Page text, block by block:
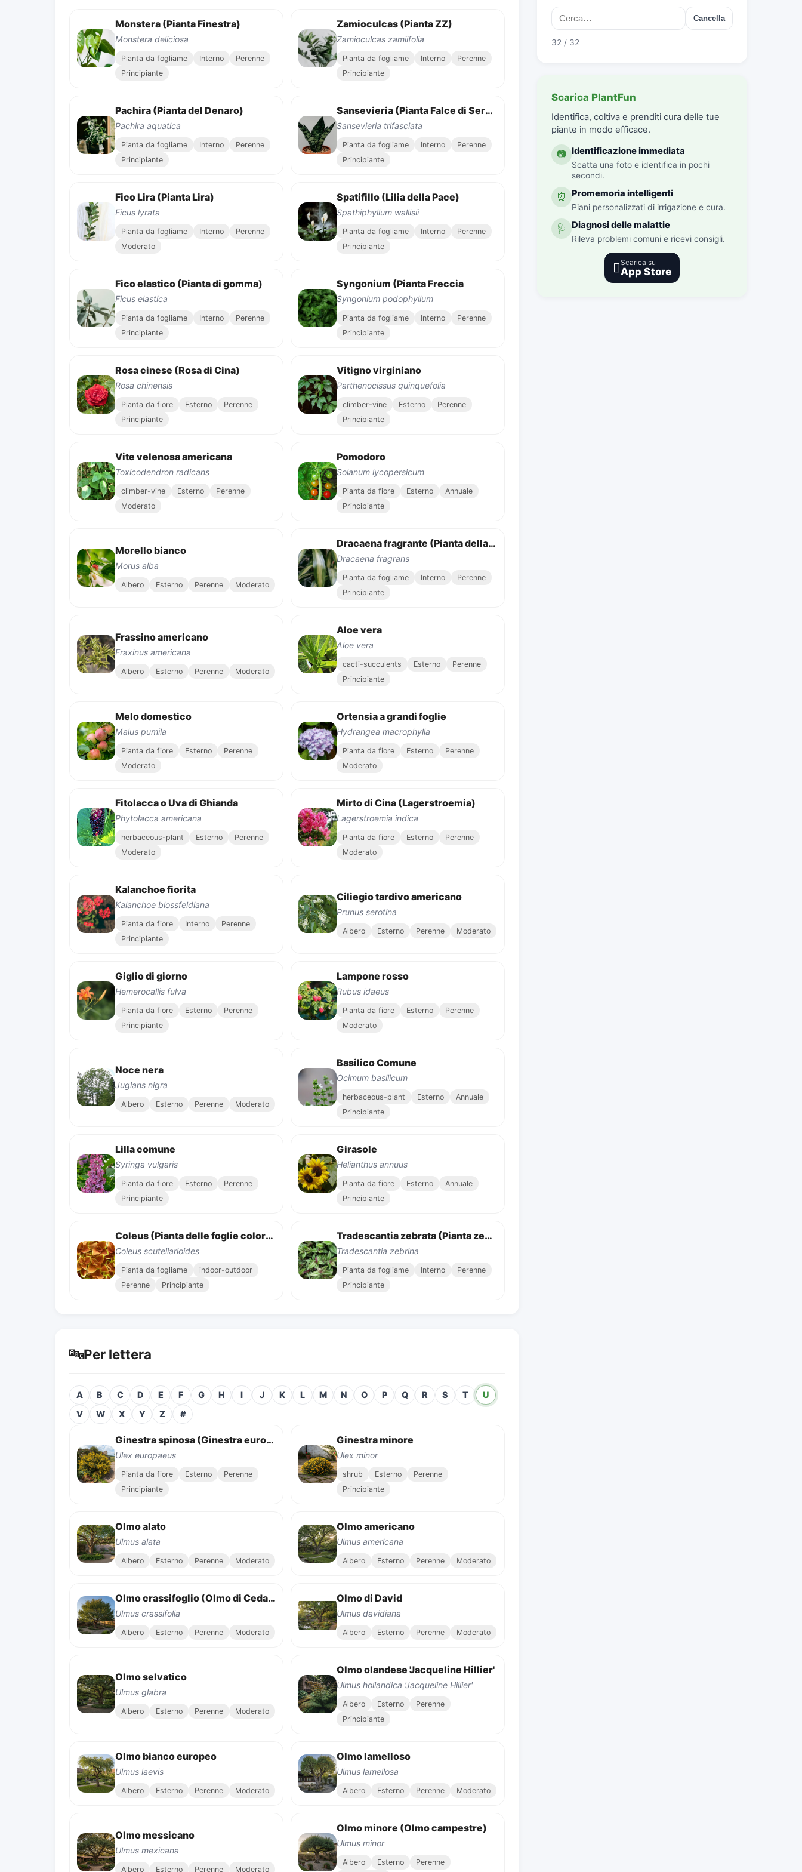
Monstera (Pianta Finestra)
Monstera deliciosa
Pianta da fogliame Interno
Perenne
Principiante
Zamioculcas (Pianta ZZ)
Zamioculcas zamiifolia
Pianta da fogliame Interno
Perenne
Principiante
Pachira (Pianta del Denaro)
Pachira aquatica
Pianta da fogliame Interno
Perenne
Principiante
Sansevieria (Pianta Falce di Serpente)
Sansevieria trifasciata
Pianta da fogliame Interno
Perenne
Principiante
Fico Lira (Pianta Lira)
Ficus lyrata
Pianta da fogliame Interno
Perenne
Moderato
Spatifillo (Lilia della Pace)
Spathiphyllum wallisii
Pianta da fogliame Interno
Perenne
Principiante
Fico elastico (Pianta di gomma)
Ficus elastica
Pianta da fogliame Interno
Perenne
Principiante
Syngonium (Pianta Freccia
Syngonium podophyllum
Pianta da fogliame Interno
Perenne
Principiante
Rosa cinese (Rosa di Cina)
Rosa chinensis
Pianta da fiore Esterno
Perenne
Principiante
Vitigno virginiano
Parthenocissus quinquefolia
climber-vine Esterno
Perenne
Principiante
Vite velenosa americana
Toxicodendron radicans
climber-vine Esterno
Perenne
Moderato
Pomodoro
Solanum lycopersicum
Pianta da fiore Esterno
Annuale
Principiante
Morello bianco
Morus alba
Albero Esterno Perenne Moderato
Dracaena fragrante (Pianta della Fortuna)
Dracaena fragrans
Pianta da fogliame Interno
Perenne
Principiante
Frassino americano
Fraxinus americana
Albero Esterno Perenne Moderato
Aloe vera
Aloe vera
cacti-succulents Esterno
Perenne
Principiante
Melo domestico
Malus pumila
Pianta da fiore Esterno
Perenne
Moderato
Ortensia a grandi foglie
Hydrangea macrophylla
Pianta da fiore Esterno
Perenne
Moderato
Fitolacca o Uva di Ghianda
Phytolacca americana
herbaceous-plant Esterno
Perenne
Moderato
Mirto di Cina (Lagerstroemia)
Lagerstroemia indica
Pianta da fiore Esterno
Perenne
Moderato
Kalanchoe fiorita
Kalanchoe blossfeldiana
Pianta da fiore Interno
Perenne
Principiante
Ciliegio tardivo americano
Prunus serotina
Albero Esterno Perenne Moderato
Giglio di giorno
Hemerocallis fulva
Pianta da fiore Esterno
Perenne
Principiante
Lampone rosso
Rubus idaeus
Pianta da fiore Esterno
Perenne
Moderato
Noce nera
Juglans nigra
Albero Esterno Perenne Moderato
Basilico Comune
Ocimum basilicum
herbaceous-plant Esterno
Annuale
Principiante
Lilla comune
Syringa vulgaris
Pianta da fiore Esterno
Perenne
Principiante
Girasole
Helianthus annuus
Pianta da fiore Esterno
Annuale
Principiante
Coleus (Pianta delle foglie colorate)
Coleus scutellarioides
Pianta da fogliame
indoor-outdoor
Perenne
Principiante
Tradescantia zebrata (Pianta zebrata)
Tradescantia zebrina
Pianta da fogliame Interno
Perenne
Principiante
🔤Per lettera
A B C D E F G H I J K L M N O P Q R S T
U
V
W X Y Z #
Ginestra spinosa (Ginestra europea)
Ulex europaeus
Pianta da fiore Esterno
Perenne
Principiante
Ginestra minore
Ulex minor
shrub Esterno
Perenne
Principiante
Olmo alato
Ulmus alata
Albero Esterno Perenne Moderato
Olmo americano
Ulmus americana
Albero Esterno Perenne Moderato
Olmo crassifoglio (Olmo di Cedar)
Ulmus crassifolia
Albero Esterno Perenne Moderato
Olmo di David
Ulmus davidiana
Albero Esterno Perenne Moderato
Olmo selvatico
Ulmus glabra
Albero Esterno Perenne Moderato
Olmo olandese 'Jacqueline Hillier'
Ulmus hollandica 'Jacqueline Hillier'
Albero Esterno
Perenne
Principiante
Olmo bianco europeo
Ulmus laevis
Albero Esterno Perenne Moderato
Olmo lamelloso
Ulmus lamellosa
Albero Esterno Perenne Moderato
Olmo messicano
Ulmus mexicana
Albero Esterno Perenne Moderato
Olmo minore (Olmo campestre)
Ulmus minor
Albero Esterno Perenne
Cancella
32 / 32
Scarica PlantFun
Identifica, coltiva e prenditi cura delle tue
piante in modo efficace.
📷 Identificazione immediata
Scatta una foto e identifica in pochi
secondi.
⏰ Promemoria intelligenti
Piani personalizzati di irrigazione e cura.
🩺 Diagnosi delle malattie
Rileva problemi comuni e ricevi consigli.
Scarica su
App Store